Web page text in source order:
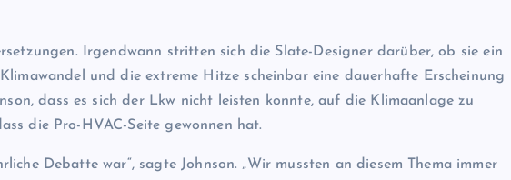
Irgendwann stritten sich die Slate-Designer darüber, ob sie ein
und die extreme Hitze scheinbar eine dauerhafte Erscheinung
dass es sich der Lkw nicht leisten konnte, auf die Klimaanlage zu
die Pro-HVAC-Seite gewonnen hat.
Debatte war“, sagte Johnson. „Wir mussten an diesem Thema immer